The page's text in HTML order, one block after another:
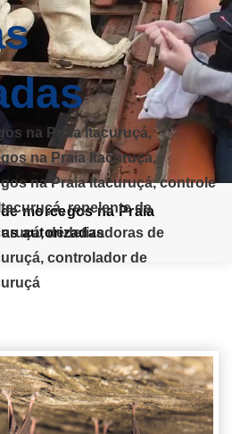
na Praia Itacuruçá,
na Praia Itacuruçá,
na Praia Itacuruçá, controle
repelente de
dedetizadoras de
controlador de
morcegos na Praia
autorizadas